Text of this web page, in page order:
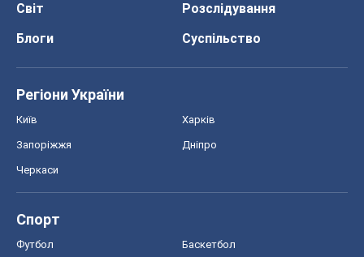
Світ
Розслідування
Блоги
Суспільство
Регіони України
Київ Харків
Запоріжжя Дніпро
Черкаси
Спорт
Футбол Баскетбол